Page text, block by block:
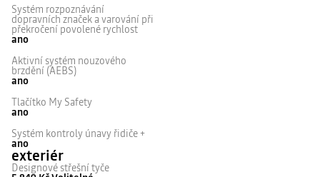
Systém rozpoznávání
dopravních značek a varování při
překročení povolené rychlost
ano
Aktivní systém nouzového
brzdění (AEBS)
ano
Tlačítko My Safety
ano
Systém kontroly únavy řidiče +
ano
exteriér
Designové střešní tyče